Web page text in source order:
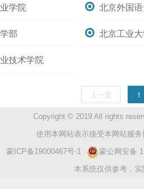
学院 北京外国
部 北京工业
技术学院
上一页 1
Copyright © 2019 All rights
使用本网站表示接受本网站服
蒙ICP备19000467号-1
蒙公网安备
本系统仅供参考，